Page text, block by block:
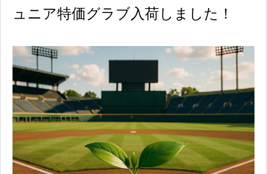
ュニア特価グラブ入荷しました！